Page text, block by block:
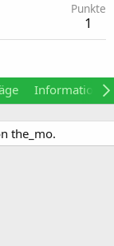
Punkte
1
Informationen
the_mo.